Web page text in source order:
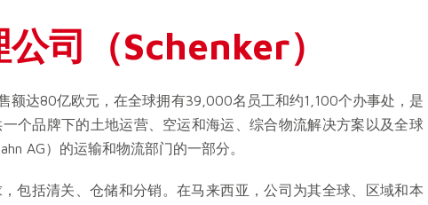
司（Schenker）
额达80亿欧元，在全球拥有39,000名员工和约1,100个办事处，是
个品牌下的土地运营、空运和海运、综合物流解决方案以及全球
AG）的运输和物流部门的一部分。
包括清关、仓储和分销。在马来西亚，公司为其全球、区域和本